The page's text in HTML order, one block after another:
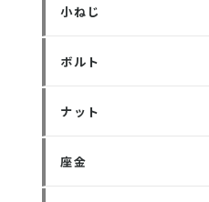
小ねじ
ボルト
ナット
座金